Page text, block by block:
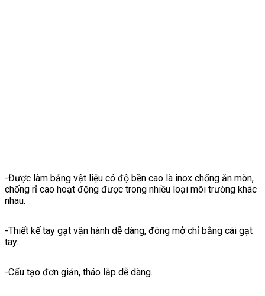
-Được làm bằng vật liệu có độ bền cao là inox chống ăn mòn,
chống rỉ cao hoạt động được trong nhiều loại môi trường khác
nhau.
-Thiết kế tay gạt vận hành dễ dàng, đóng mở chỉ bằng cái gạt
tay.
-Cấu tạo đơn giản, tháo lắp dễ dàng.